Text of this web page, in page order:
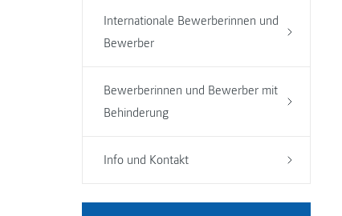
Internationale Bewerberinnen und
Bewerber
Bewerberinnen und Bewerber mit
Behinderung
Info und Kontakt